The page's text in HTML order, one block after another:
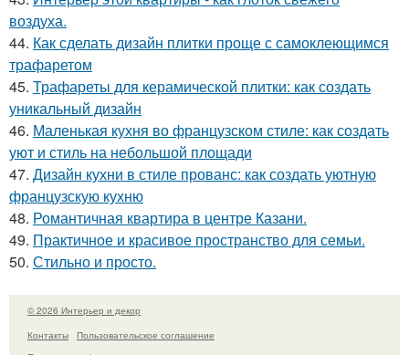
воздуха.
44. Как сделать дизайн плитки проще с самоклеющимся
трафаретом
45. Трафареты для керамической плитки: как создать
уникальный дизайн
46. Маленькая кухня во французском стиле: как создать
уют и стиль на небольшой площади
47. Дизайн кухни в стиле прованс: как создать уютную
французскую кухню
48. Романтичная квартира в центре Казани.
49. Практичное и красивое пространство для семьи.
50. Стильно и просто.
© 2026 Интерьер и декор
Контакты
Пользовательское соглашение